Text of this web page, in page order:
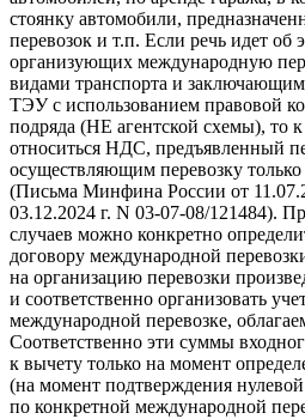
стоянку автомобили,
перевозок и т.п. Если речь идет об
организующих международную
видами транспорта и
ТЭУ с использованием правовой
подряда (НЕ агентской схемы), то
относиться НДС, предъявленный
осуществляющим перевозку
(Письма Минфина России от
03.12.2024 г. N 03-07-08/121484).
случаев можно конкретно
договору международной
на организацию перевозки
и соответственно организовать
международной перевозке,
Соответственно эти суммы
к вычету только на момент
(на момент подтверждения
по конкретной международной